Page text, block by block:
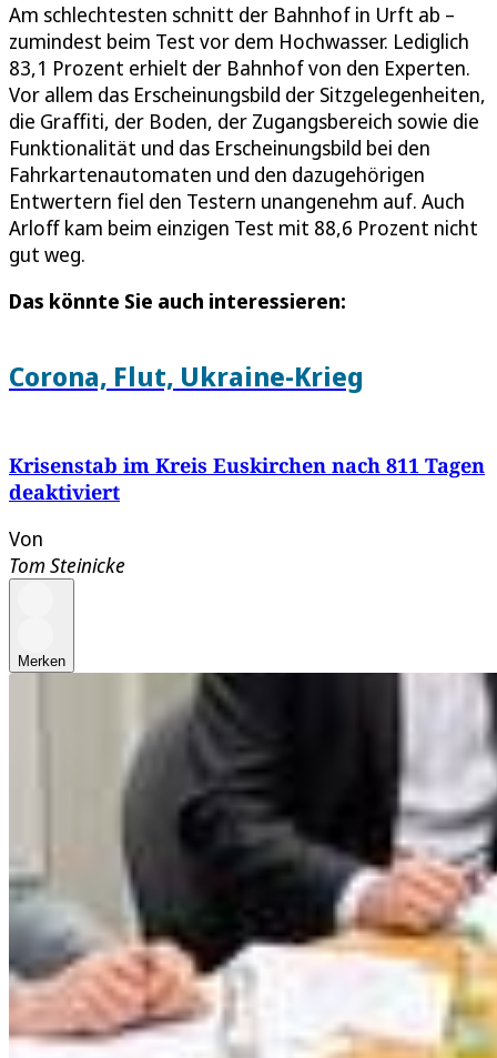
Am schlechtesten schnitt der Bahnhof in Urft ab –
zumindest beim Test vor dem Hochwasser. Lediglich
83,1 Prozent erhielt der Bahnhof von den Experten.
Vor allem das Erscheinungsbild der Sitzgelegenheiten,
die Graffiti, der Boden, der Zugangsbereich sowie die
Funktionalität und das Erscheinungsbild bei den
Fahrkartenautomaten und den dazugehörigen
Entwertern fiel den Testern unangenehm auf. Auch
Arloff kam beim einzigen Test mit 88,6 Prozent nicht
gut weg.
Das könnte Sie auch interessieren:
Corona, Flut, Ukraine-Krieg
Krisenstab im Kreis Euskirchen nach 811 Tagen
deaktiviert
Von
Tom Steinicke
Merken